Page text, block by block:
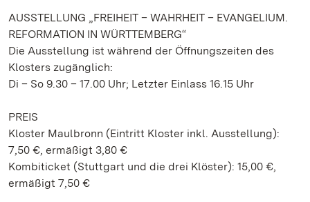
AUSSTELLUNG „FREIHEIT – WAHRHEIT – EVANGELIUM.
REFORMATION IN WÜRTTEMBERG“
Die Ausstellung ist während der Öffnungszeiten des
Klosters zugänglich:
Di – So 9.30 – 17.00 Uhr; Letzter Einlass 16.15 Uhr
PREIS
Kloster Maulbronn (Eintritt Kloster inkl. Ausstellung):
7,50 €, ermäßigt 3,80 €
Kombiticket (Stuttgart und die drei Klöster): 15,00 €,
ermäßigt 7,50 €